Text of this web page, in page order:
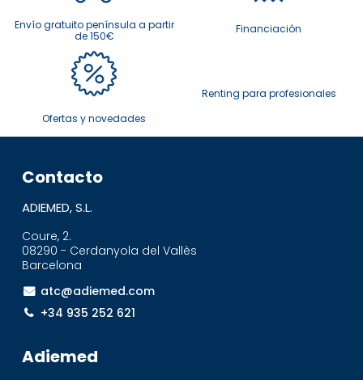
Envío gratuito península a partir
de 150€
Financiación
Ofertas y novedades
Renting para profesionales
Contacto
ADIEMED, S.L.
Coure, 2.
08290 - Cerdanyola del Vallès
Barcelona
atc@adiemed.com
+34 935 252 621
Adiemed